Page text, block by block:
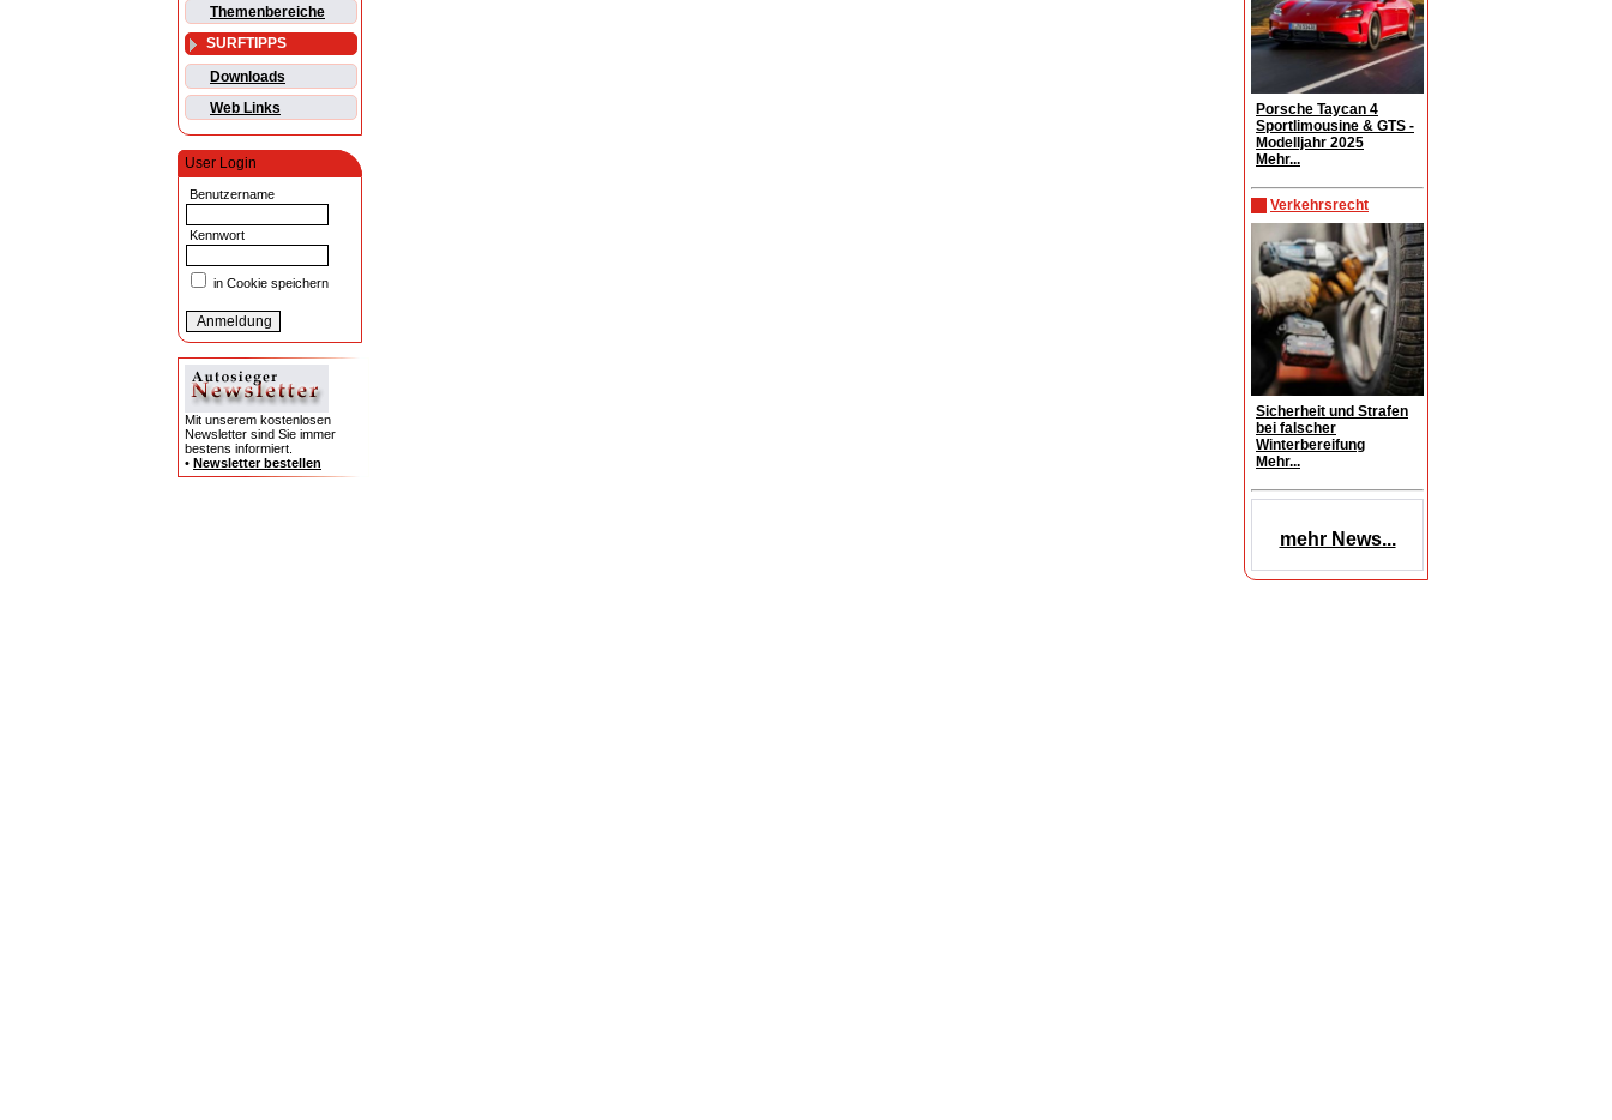
Themenbereiche
SURFTIPPS
Downloads
Web Links
User Login
Benutzername
Kennwort
in Cookie speichern
Mit unserem kostenlosen
Newsletter sind Sie immer
bestens informiert.
• Newsletter bestellen
Porsche Taycan 4
Sportlimousine & GTS -
Modelljahr 2025
Mehr...
Verkehrsrecht
Sicherheit und Strafen
bei falscher
Winterbereifung
Mehr...
mehr News...